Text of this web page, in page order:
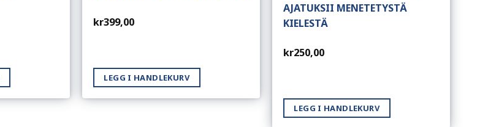
kr399,00
LEGG I HANDLEKURV
AJATUKSII MENETETYSTÄ
KIELESTÄ
kr250,00
LEGG I HANDLEKURV